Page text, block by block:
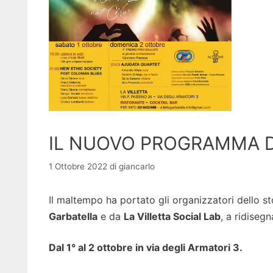
IL NUOVO PROGRAMMA
1 Ottobre 2022 di giancarlo
Il maltempo ha portato gli organizzatori dello
Garbatellae da La Villetta Social Lab, a
Dal 1° al 2 ottobre in via degli Armatori 3.